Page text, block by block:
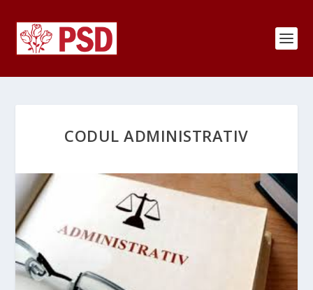
CODUL ADMINISTRATIV